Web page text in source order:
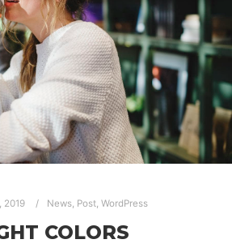
2019 News, Post, WordPress
COLORS